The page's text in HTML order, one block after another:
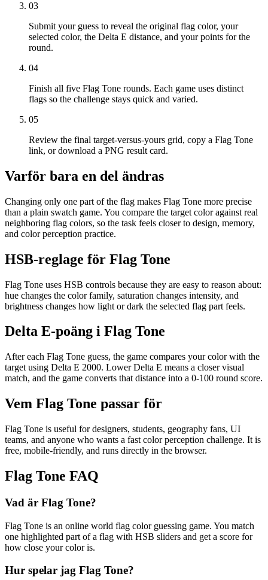
03
Submit your guess to reveal the original flag color, your
selected color, the Delta E distance, and your points for the
round.
04
Finish all five Flag Tone rounds. Each game uses distinct
flags so the challenge stays quick and varied.
05
Review the final target-versus-yours grid, copy a Flag Tone
link, or download a PNG result card.
Varför bara en del ändras
Changing only one part of the flag makes Flag Tone more precise
than a plain swatch game. You compare the target color against real
neighboring flag colors, so the task feels closer to design, memory,
and color perception practice.
HSB-reglage för Flag Tone
Flag Tone uses HSB controls because they are easy to reason about:
hue changes the color family, saturation changes intensity, and
brightness changes how light or dark the selected flag part feels.
Delta E-poäng i Flag Tone
After each Flag Tone guess, the game compares your color with the
target using Delta E 2000. Lower Delta E means a closer visual
match, and the game converts that distance into a 0-100 round score.
Vem Flag Tone passar för
Flag Tone is useful for designers, students, geography fans, UI
teams, and anyone who wants a fast color perception challenge. It is
free, mobile-friendly, and runs directly in the browser.
Flag Tone FAQ
Vad är Flag Tone?
Flag Tone is an online world flag color guessing game. You match
one highlighted part of a flag with HSB sliders and get a score for
how close your color is.
Hur spelar jag Flag Tone?